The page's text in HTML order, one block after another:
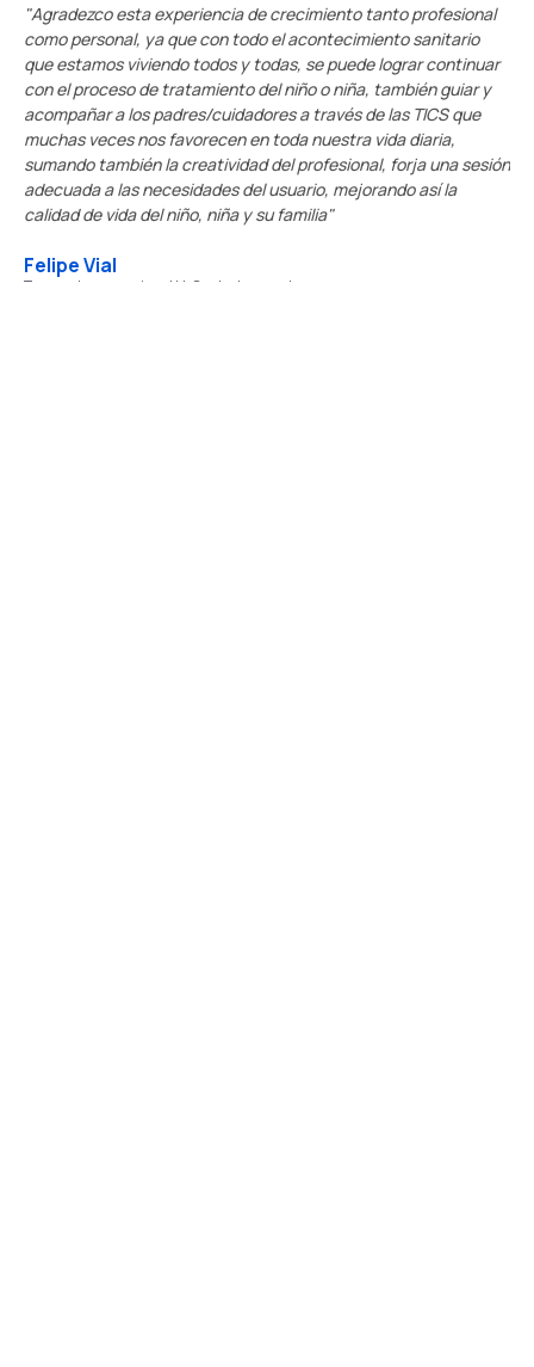
"Agradezco esta experiencia de crecimiento tanto profesional
como personal, ya que con todo el acontecimiento sanitario
que estamos viviendo todos y todas, se puede lograr continuar
con el proceso de tratamiento del niño o niña, también guiar y
acompañar a los padres/cuidadores a través de las TICS que
muchas veces nos favorecen en toda nuestra vida diaria,
sumando también la creatividad del profesional, forja una sesión
adecuada a las necesidades del usuario, mejorando así la
calidad de vida del niño, niña y su familia"
Felipe Vial
Terapeuta ocupacional U. Central; pasante.